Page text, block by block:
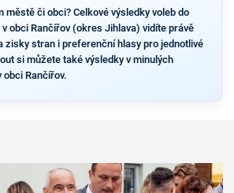
městě či obci? Celkové výsledky voleb do
obci Rančířov (okres Jihlava) vidíte právě
zisky stran i preferenční hlasy pro jednotlivé
si můžete také výsledky v minulých
obci Rančířov.